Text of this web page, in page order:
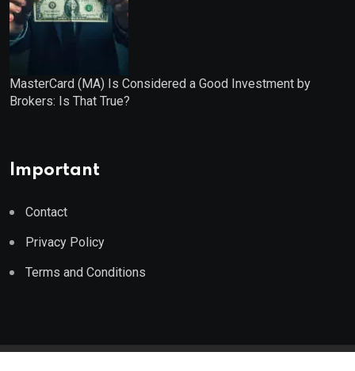
MasterCard (MA) Is Considered a Good Investment by
Brokers: Is That True?
Important
Contact
Privacy Policy
Terms and Conditions